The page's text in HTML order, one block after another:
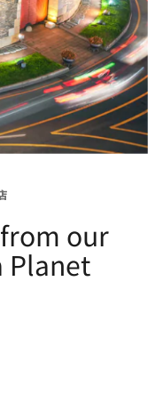
our
Planet